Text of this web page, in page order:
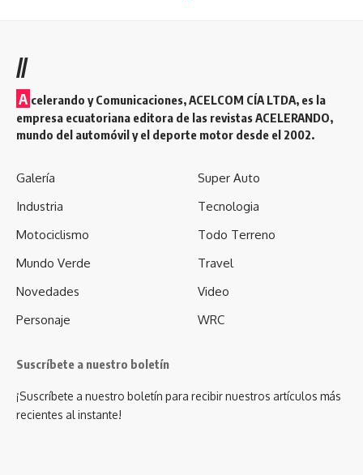
//
A celerando y Comunicaciones, ACELCOM CÍA LTDA, es la
empresa ecuatoriana editora de las revistas ACELERANDO,
mundo del automóvil y el deporte motor desde el 2002.
Galería
Industria
Motociclismo
Mundo Verde
Novedades
Personaje
Super Auto
Tecnologia
Todo Terreno
Travel
Video
WRC
Suscríbete a nuestro boletín
¡Suscríbete a nuestro boletín para recibir nuestros artículos más
recientes al instante!